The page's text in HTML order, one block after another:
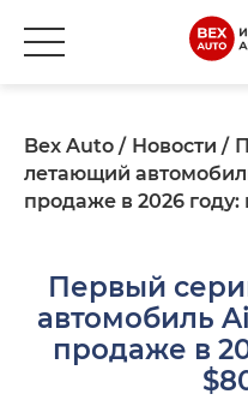
Bex Auto Новости
летающий
продаже в 2026 году:
Первый
автомобиль
продаже в